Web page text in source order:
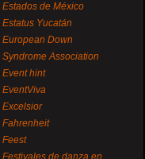
Estados de México
Estatus Yucatán
European Down
Syndrome Association
Event hint
EventViva
Excelsior
Fahrenheit
Feest
Festivales de danza en